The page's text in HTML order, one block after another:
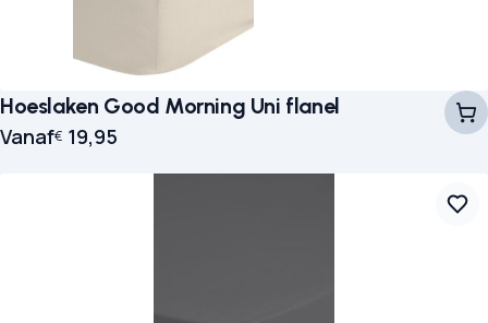
Hoeslaken Good Morning Uni flanel
Vanaf€ 19,95